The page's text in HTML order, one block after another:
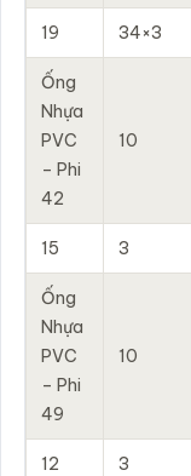
19 34×3
Ống
Nhựa
PVC
– Phi
42
10
15 3
Ống
Nhựa
PVC
– Phi
49
10
12 3